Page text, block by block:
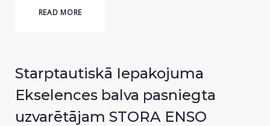
READ MORE
Starptautiskā Iepakojuma
Ekselences balva pasniegta
uzvarētājam STORA ENSO